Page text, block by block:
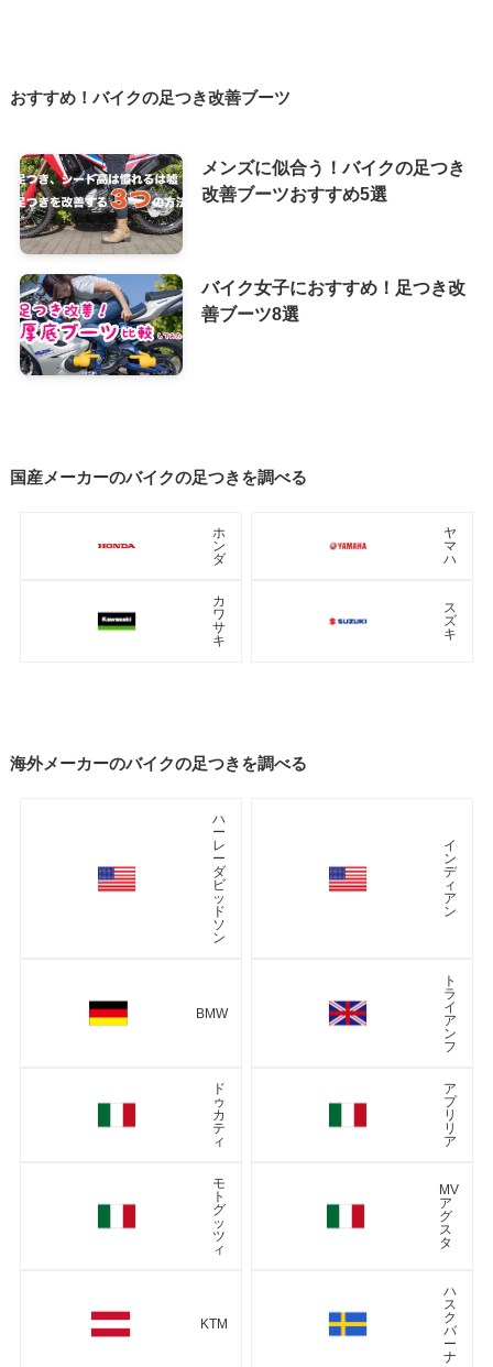
おすすめ！バイクの足つき改善ブーツ
メンズに似合う！バイクの足つき
改善ブーツおすすめ5選
バイク女子におすすめ！足つき改
善ブーツ8選
国産メーカーのバイクの足つきを調べる
ホ
ン
ダ
ヤ
マ
ハ
カ
ワ
サ
キ
ス
ズ
キ
海外メーカーのバイクの足つきを調べる
ハ
ー
レ
ー
ダ
ビ
ッ
ド
ソ
ン
イ
ン
デ
ィ
ア
ン
BMW
ト
ラ
イ
ア
ン
フ
ド
ゥ
カ
テ
ィ
ア
プ
リ
リ
ア
モ
ト
グ
ッ
ツ
ィ
MV
ア
グ
ス
タ
KTM
ハ
ス
ク
バ
ー
ナ